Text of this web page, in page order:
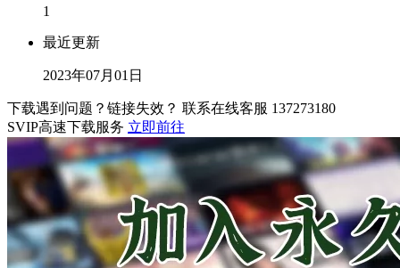
1
最近更新
2023年07月01日
下载遇到问题？链接失效？ 联系在线客服 137273180
SVIP高速下载服务 立即前往